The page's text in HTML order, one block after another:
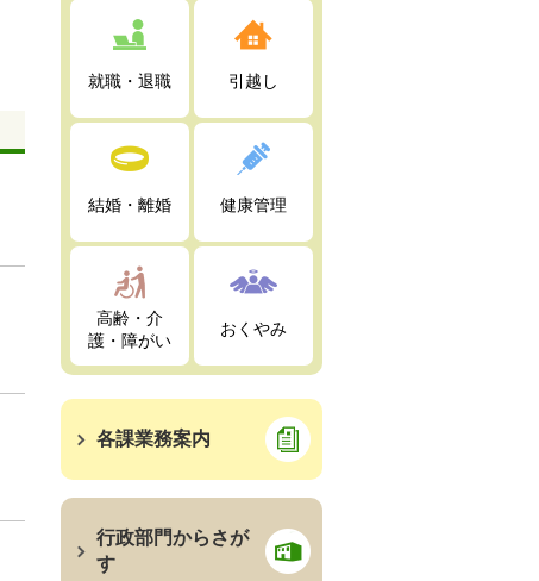
就職・退職 引越し
結婚・離婚 健康管理
高齢・介
護・障がい
おくやみ
各課業務案内
行政部門からさが
す